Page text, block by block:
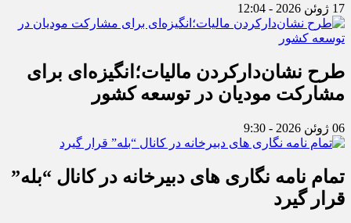
17 ژوئن 2026 - 12:04
طرح نشان‌دارکردن مالیات؛انگیزه‌ای برای
مشارکت مودیان در توسعه کشور
06 ژوئن 2026 - 9:30
تمام نامه نگاری های دبیرخانه در کانال “بله”
قرار گیرد